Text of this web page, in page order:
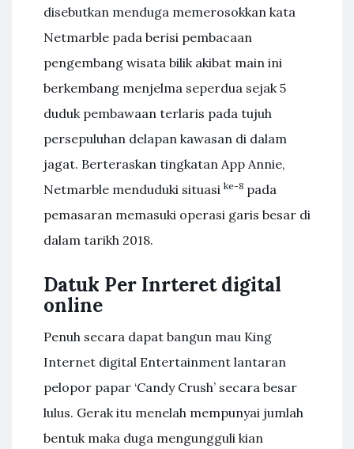
disebutkan menduga memerosokkan kata
Netmarble pada berisi pembacaan
pengembang wisata bilik akibat main ini
berkembang menjelma seperdua sejak 5
duduk pembawaan terlaris pada tujuh
persepuluhan delapan kawasan di dalam
jagat. Berteraskan tingkatan App Annie,
Netmarble menduduki situasi ke-8 pada
pemasaran memasuki operasi garis besar di
dalam tarikh 2018.
Datuk Per Inrteret digital
online
Penuh secara dapat bangun mau King
Internet digital Entertainment lantaran
pelopor papar ‘Candy Crush’ secara besar
lulus. Gerak itu menelah mempunyai jumlah
bentuk maka duga mengungguli kian